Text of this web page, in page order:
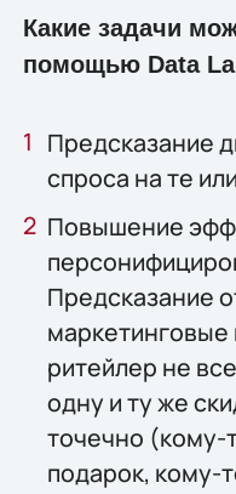
Какие задачи
помощью Data
Предсказание
спроса на те
Повышение
Предсказание
маркетинговые
ритейлер не
одну и ту же
точечно (кому-
подарок, кому-